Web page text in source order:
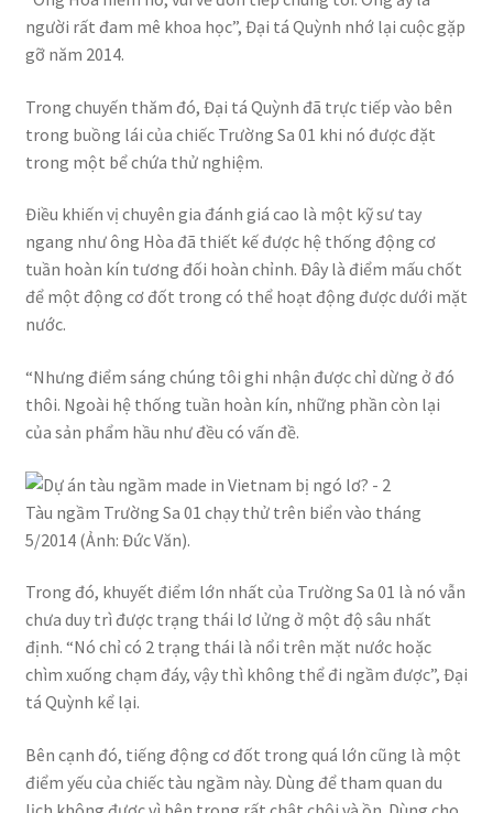
người rất đam mê khoa học”, Đại tá Quỳnh nhớ lại cuộc gặp
gỡ năm 2014.
Trong chuyến thăm đó, Đại tá Quỳnh đã trực tiếp vào bên
trong buồng lái của chiếc Trường Sa 01 khi nó được đặt
trong một bể chứa thử nghiệm.
Điều khiến vị chuyên gia đánh giá cao là một kỹ sư tay
ngang như ông Hòa đã thiết kế được hệ thống động cơ
tuần hoàn kín tương đối hoàn chỉnh. Đây là điểm mấu chốt
để một động cơ đốt trong có thể hoạt động được dưới mặt
nước.
“Nhưng điểm sáng chúng tôi ghi nhận được chỉ dừng ở đó
thôi. Ngoài hệ thống tuần hoàn kín, những phần còn lại
của sản phẩm hầu như đều có vấn đề.
Tàu ngầm Trường Sa 01 chạy thử trên biển vào tháng
5/2014 (Ảnh: Đức Văn).
Trong đó, khuyết điểm lớn nhất của Trường Sa 01 là nó vẫn
chưa duy trì được trạng thái lơ lửng ở một độ sâu nhất
định. “Nó chỉ có 2 trạng thái là nổi trên mặt nước hoặc
chìm xuống chạm đáy, vậy thì không thể đi ngầm được”, Đại
tá Quỳnh kể lại.
Bên cạnh đó, tiếng động cơ đốt trong quá lớn cũng là một
điểm yếu của chiếc tàu ngầm này. Dùng để tham quan du